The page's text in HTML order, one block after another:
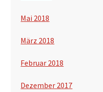
Mai 2018
März 2018
Februar 2018
Dezember 2017